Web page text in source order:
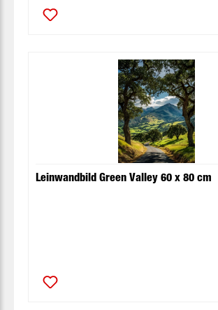
Leinwandbild Green Valley 60 x 80 cm